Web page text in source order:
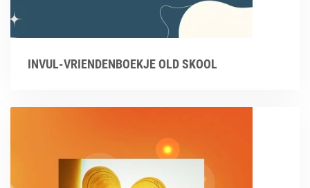
INVUL-VRIENDENBOEKJE OLD SKOOL